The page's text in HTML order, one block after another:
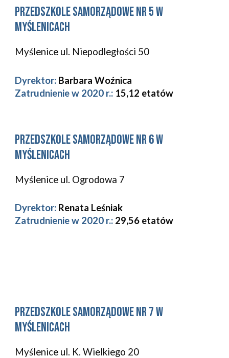
Przedszkole Samorządowe Nr 5 w
Myślenicach
Myślenice ul. Niepodległości 50
Dyrektor: Barbara Woźnica
Zatrudnienie w 2020 r.: 15,12 etatów
Przedszkole Samorządowe Nr 6 w
Myślenicach
Myślenice ul. Ogrodowa 7
Dyrektor: Renata Leśniak
Zatrudnienie w 2020 r.: 29,56 etatów
Przedszkole Samorządowe Nr 7 w
Myślenicach
Myślenice ul. K. Wielkiego 20